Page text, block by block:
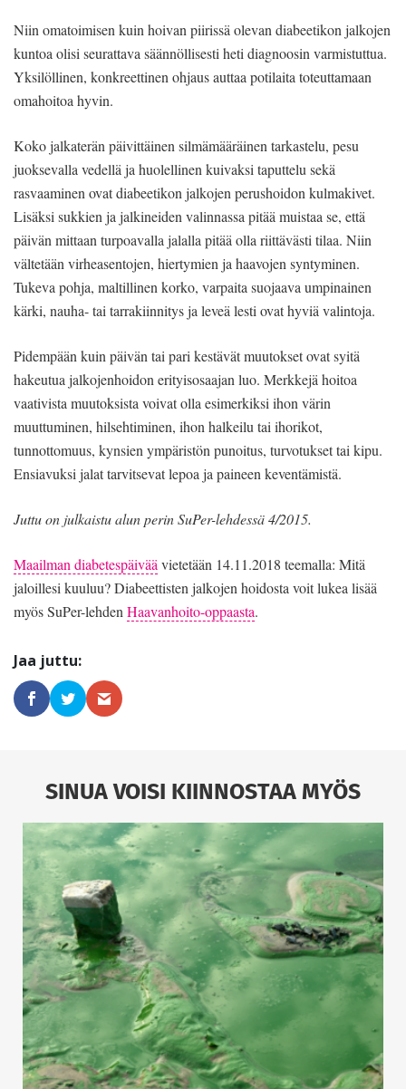
Niin omatoimisen kuin hoivan piirissä olevan diabeetikon jalkojen
kuntoa olisi seurattava säännöllisesti heti diagnoosin varmistuttua.
Yksilöllinen, konkreettinen ohjaus auttaa potilaita toteuttamaan
omahoitoa hyvin.
Koko jalkaterän päivittäinen silmämääräinen tarkastelu, pesu
juoksevalla vedellä ja huolellinen kuivaksi taputtelu sekä
rasvaaminen ovat diabeetikon jalkojen perushoidon kulmakivet.
Lisäksi sukkien ja jalkineiden valinnassa pitää muistaa se, että
päivän mittaan turpoavalla jalalla pitää olla riittävästi tilaa. Niin
vältetään virheasentojen, hiertymien ja haavojen syntyminen.
Tukeva pohja, maltillinen korko, varpaita suojaava umpinainen
kärki, nauha- tai tarrakiinnitys ja leveä lesti ovat hyviä valintoja.
Pidempään kuin päivän tai pari kestävät muutokset ovat syitä
hakeutua jalkojenhoidon erityisosaajan luo. Merkkejä hoitoa
vaativista muutoksista voivat olla esimerkiksi ihon värin
muuttuminen, hilsehtiminen, ihon halkeilu tai ihorikot,
tunnottomuus, kynsien ympäristön punoitus, turvotukset tai kipu.
Ensiavuksi jalat tarvitsevat lepoa ja paineen keventämistä.
Juttu on julkaistu alun perin SuPer-lehdessä 4/2015.
Maailman diabetespäiväävietetään 14.11.2018 teemalla: Mitä
jaloillesi kuuluu? Diabeettisten jalkojen hoidosta voit lukea lisää
myös SuPer-lehdenHaavanhoito-oppaasta.
SINUA VOISI KIINNOSTAA MYÖS